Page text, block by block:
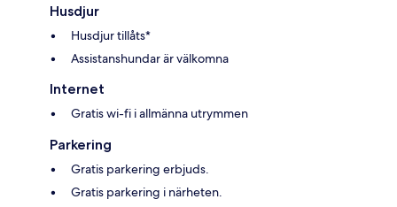
Husdjur
Husdjur tillåts*
Assistanshundar är välkomna
Internet
Gratis wi-fi i allmänna utrymmen
Parkering
Gratis parkering erbjuds.
Gratis parkering i närheten.